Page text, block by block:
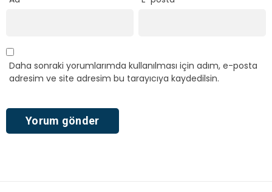
Daha sonraki yorumlarımda kullanılması için adım, e-posta
adresim ve site adresim bu tarayıcıya kaydedilsin.